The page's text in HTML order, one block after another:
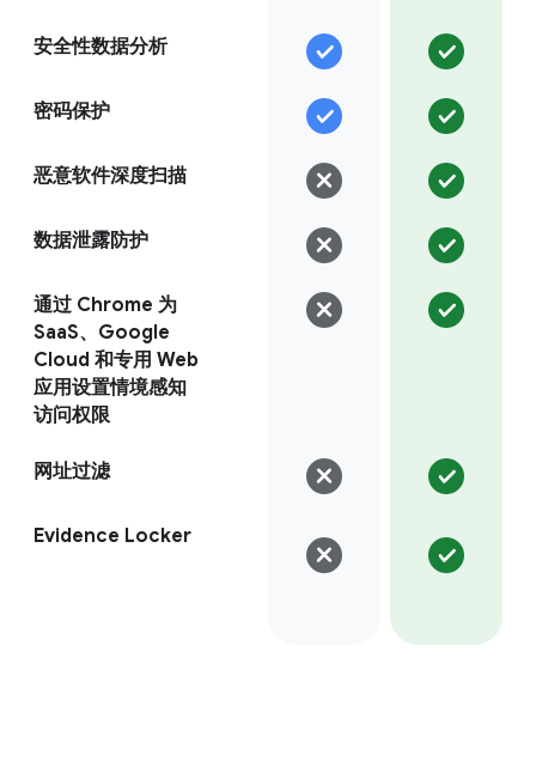
安全性数据分析
密码保护
恶意软件深度扫描
数据泄露防护
通过 Chrome 为
SaaS、Google
Cloud 和专用 Web
应用设置情境感知
访问权限
网址过滤
Evidence Locker